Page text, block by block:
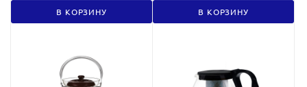
В КОРЗИНУ В КОРЗИНУ